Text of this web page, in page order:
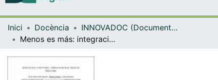
Navega per tot el DD
Inici Docència
INNOVADOC (Documents d'Innovació Docent)
Menos es más: integración y aprendizaje en el grado de podología